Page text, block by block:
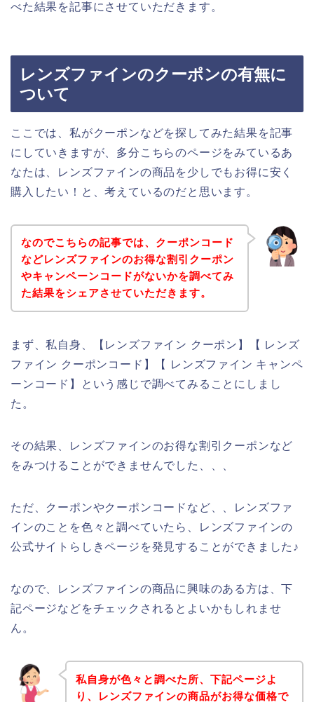
べた結果を記事にさせていただきます。
レンズファインのクーポンの有無に
ついて
ここでは、私がクーポンなどを探してみた結果を記事
にしていきますが、多分こちらのページをみているあ
なたは、レンズファインの商品を少しでもお得に安く
購入したい！と、考えているのだと思います。
なのでこちらの記事では、クーポンコード
などレンズファインのお得な割引クーポン
やキャンペーンコードがないかを調べてみ
た結果をシェアさせていただきます。
まず、私自身、【レンズファイン クーポン】【 レンズ
ファイン クーポンコード】【 レンズファイン キャンペ
ーンコード】という感じで調べてみることにしまし
た。
その結果、レンズファインのお得な割引クーポンなど
をみつけることができませんでした、、、
ただ、クーポンやクーポンコードなど、、レンズファ
インのことを色々と調べていたら、レンズファインの
公式サイトらしきページを発見することができました♪
なので、レンズファインの商品に興味のある方は、下
記ページなどをチェックされるとよいかもしれませ
ん。
私自身が色々と調べた所、下記ページよ
り、レンズファインの商品がお得な価格で